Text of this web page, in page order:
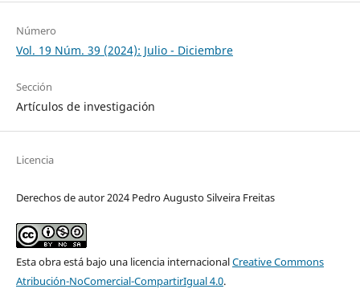
Número
Vol. 19 Núm. 39 (2024): Julio - Diciembre
Sección
Artículos de investigación
Licencia
Derechos de autor 2024 Pedro Augusto Silveira Freitas
Esta obra está bajo una licencia internacionalCreative Commons
Atribución-NoComercial-CompartirIgual 4.0.